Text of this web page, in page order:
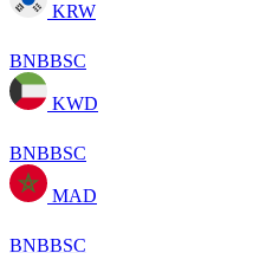
KRW
BNBBSC
KWD
BNBBSC
MAD
BNBBSC